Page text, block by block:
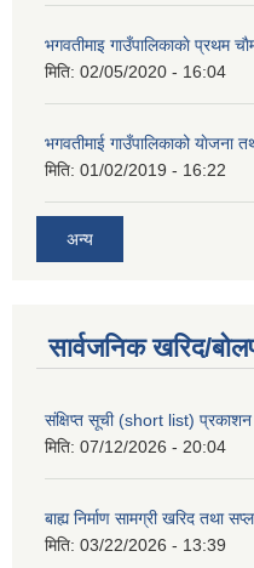
भगवतीमाइ गाउँपालिकाकाे प्रथम
मिति: 02/05/2020 - 16:04
भगवतीमाई गाउँपालिकाको याेजना
मिति: 01/02/2019 - 16:22
अन्य
सार्वजनिक खरिद/
संक्षिप्त सूची (short list) प्रकाशन
मिति: 07/12/2026 - 20:04
बाह्य निर्माण सामग्री खरिद तथा
मिति: 03/22/2026 - 13:39